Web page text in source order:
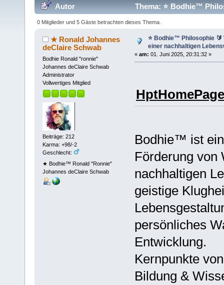
Autor
Thema: ⭐️ Bodhie™
🔖 (Gelesen 5089 mal)
0 Mitglieder und 5 Gäste betrachten dieses Thema.
★ Ronald Johannes
deClaire Schwab
Bodhie Ronald "ronnie"
Johannes deClaire Schwab
Administrator
Vollwertiges Mitglied
Beiträge: 212
Karma: +98/-2
Geschlecht:
★ Bodhie™ Ronald "Ronnie"
Johannes deClaire Schwab
⭐️ Bodhie™ Philosophie
einer nachhaltigen
« am: 01. Juni 2025, 20:31:32 »
Bodhie™ ist
Förderung von
nachhaltigen
geistige
persönliches
Entwicklung.
Kernpunkte
Bildung &